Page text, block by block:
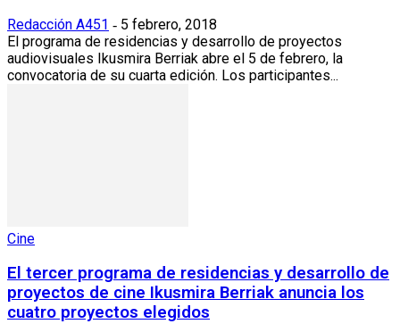
Redacción A451 - 5 febrero, 2018
El programa de residencias y desarrollo de proyectos
audiovisuales Ikusmira Berriak abre el 5 de febrero, la
convocatoria de su cuarta edición. Los participantes...
Cine
El tercer programa de residencias y desarrollo de
proyectos de cine Ikusmira Berriak anuncia los
cuatro proyectos elegidos